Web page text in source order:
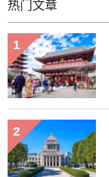
热门文章